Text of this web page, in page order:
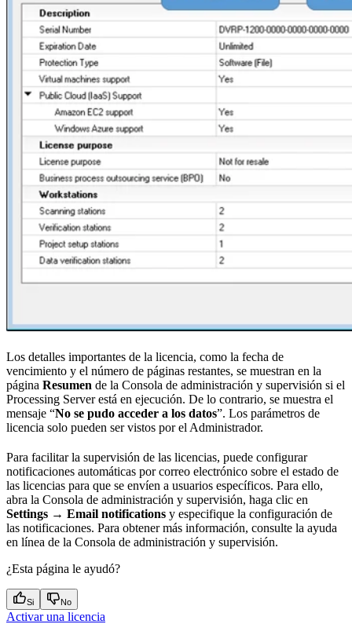
Los detalles importantes de la licencia, como la fecha de
vencimiento y el número de páginas restantes, se muestran en la
página Resumen de la Consola de administración y supervisión si el
Processing Server está en ejecución. De lo contrario, se muestra el
mensaje “No se pudo acceder a los datos”. Los parámetros de
licencia solo pueden ser vistos por el Administrador.
Para facilitar la supervisión de las licencias, puede configurar
notificaciones automáticas por correo electrónico sobre el estado de
las licencias para que se envíen a usuarios específicos. Para ello,
abra la Consola de administración y supervisión, haga clic en
Settings → Email notifications y especifique la configuración de
las notificaciones. Para obtener más información, consulte la ayuda
en línea de la Consola de administración y supervisión.
¿Esta página le ayudó?
Si No
Activar una licencia